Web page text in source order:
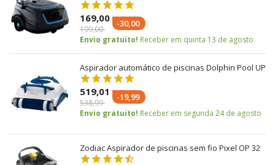
169,00
199,00
-30,00
Envio gratuito! Receber em quinta 13 de agosto
Aspirador automático de piscinas Dolphin Pool UP
519,01
538,99
-19,99
Envio gratuito! Receber em segunda 24 de agosto
Zodiac Aspirador de piscinas sem fio Pixel OP 32